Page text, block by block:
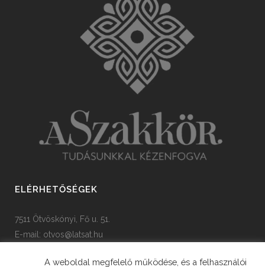
ELÉRHETŐSÉGEK
7511 Ötvöskónyi, Fő u. 51.
E-mail: otvos@latsat.hu
A weboldal megfelelő működése, és a felhasználói